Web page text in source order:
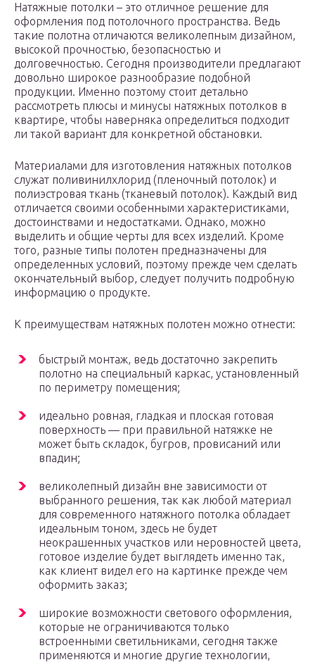
Натяжные потолки – это отличное решение для
оформления под потолочного пространства. Ведь
такие полотна отличаются великолепным дизайном,
высокой прочностью, безопасностью и
долговечностью. Сегодня производители предлагают
довольно широкое разнообразие подобной
продукции. Именно поэтому стоит детально
рассмотреть плюсы и минусы натяжных потолков в
квартире, чтобы наверняка определиться подходит
ли такой вариант для конкретной обстановки.
Материалами для изготовления натяжных потолков
служат поливинилхлорид (пленочный потолок) и
полиэстровая ткань (тканевый потолок). Каждый вид
отличается своими особенными характеристиками,
достоинствами и недостатками. Однако, можно
выделить и общие черты для всех изделий. Кроме
того, разные типы полотен предназначены для
определенных условий, поэтому прежде чем сделать
окончательный выбор, следует получить подробную
информацию о продукте.
К преимуществам натяжных полотен можно отнести:
быстрый монтаж, ведь достаточно закрепить
полотно на специальный каркас, установленный
по периметру помещения;
идеально ровная, гладкая и плоская готовая
поверхность — при правильной натяжке не
может быть складок, бугров, провисаний или
впадин;
великолепный дизайн вне зависимости от
выбранного решения, так как любой материал
для современного натяжного потолка обладает
идеальным тоном, здесь не будет
неокрашенных участков или неровностей цвета,
готовое изделие будет выглядеть именно так,
как клиент видел его на картинке прежде чем
оформить заказ;
широкие возможности светового оформления,
которые не ограничиваются только
встроенными светильниками, сегодня также
применяются и многие другие технологии,